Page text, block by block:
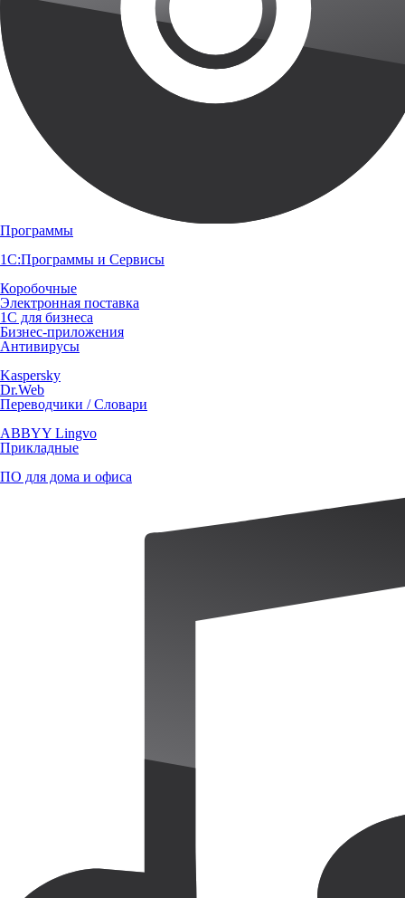
Программы
1С:Программы и Сервисы
Коробочные
Электронная поставка
1С для бизнеса
Бизнес-приложения
Антивирусы
Kaspersky
Dr.Web
Переводчики / Словари
ABBYY Lingvo
Прикладные
ПО для дома и офиса